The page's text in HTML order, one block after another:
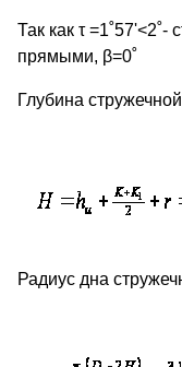
Так как τ
прямыми, β=0˚
Глубина
Радиус дна